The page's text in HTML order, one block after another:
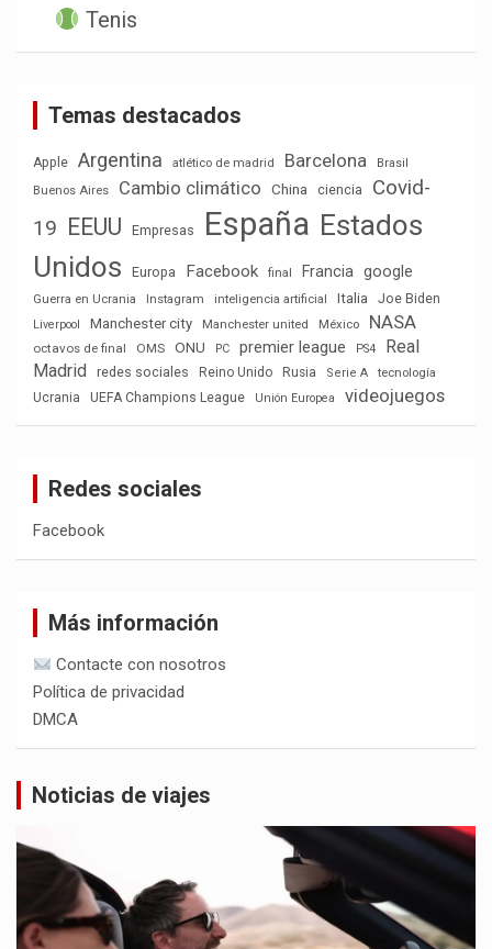
Tenis
Temas destacados
Apple Argentina atlético de madrid Barcelona
Brasil
Buenos Aires
Cambio climático China ciencia
Covid-
19
EEUU Empresas España Estados
Unidos
Europa Facebook final Francia google
Guerra en Ucrania Instagram inteligencia artificial Italia Joe Biden
Liverpool Manchester city Manchester united México NASA
octavos de final OMS ONU PC premier league PS4
Real
Madrid
redes sociales Reino Unido Rusia Serie A
tecnología
Ucrania
UEFA Champions League Unión Europea videojuegos
Redes sociales
Facebook
Más información
Contacte con nosotros
Política de privacidad
DMCA
Noticias de viajes